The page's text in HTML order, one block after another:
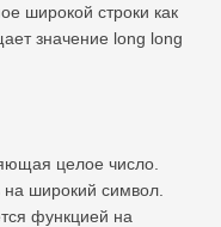
широкой строки как
значение long long
целое число.
на широкий символ.
функцией на